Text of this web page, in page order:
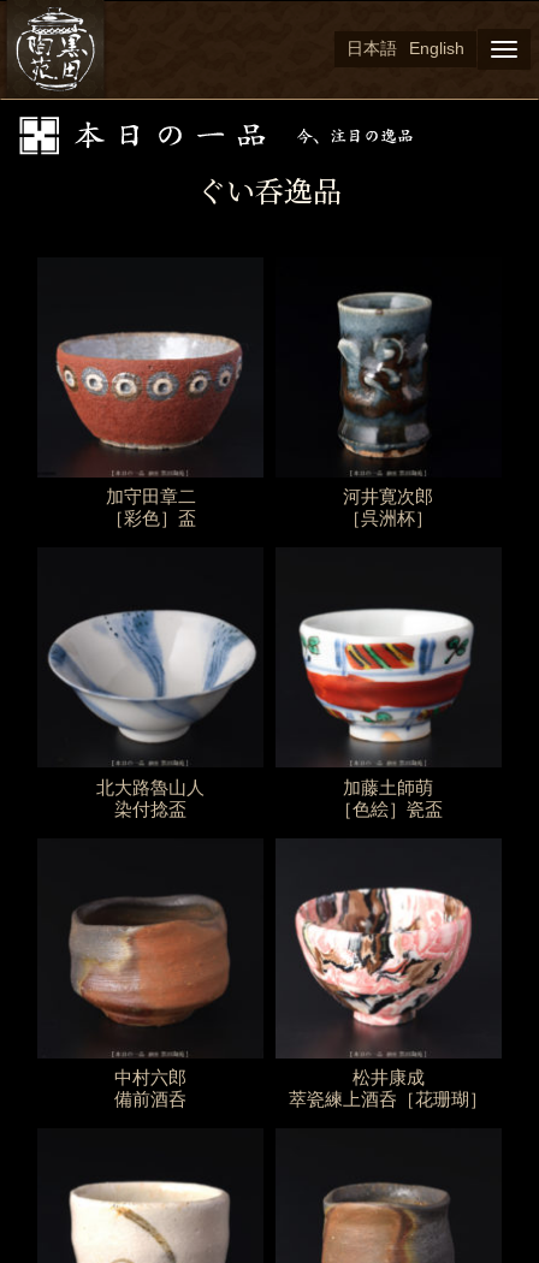
日本語 English
ぐい呑逸品
加守田章二
［彩色］盃
河井寛次郎
［呉洲杯］
北大路魯山人
染付捻盃
加藤土師萌
［色絵］瓷盃
中村六郎
備前酒呑
松井康成
萃瓷練上酒呑［花珊瑚］